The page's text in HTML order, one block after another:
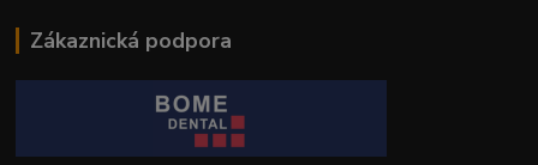
Zákaznická podpora